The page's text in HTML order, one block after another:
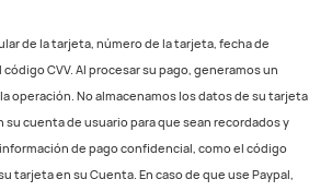
de la tarjeta, número de la tarjeta, fecha de
CVV. Al procesar su pago, generamos un
operación. No almacenamos los datos de su tarjeta
cuenta de usuario para que sean recordados y
de pago confidencial, como el código
tarjeta en su Cuenta. En caso de que use Paypal,